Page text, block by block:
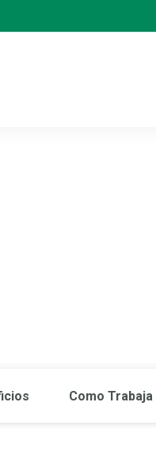
Como Trabaja